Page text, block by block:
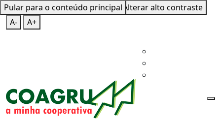
Pular para o conteúdo principal
Mapa do SiteTeclas de Atalho
Alterar alto contraste
A-
A+